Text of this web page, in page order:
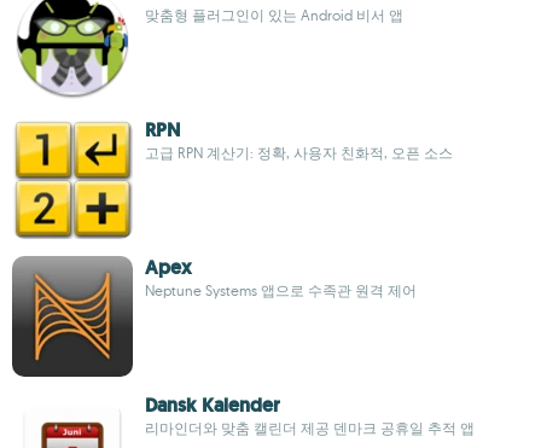
맞춤형 플러그인이 있는 Android 비서 앱
RPN
고급 RPN 계산기: 정확, 사용자 친화적, 오픈 소스
Apex
Neptune Systems 앱으로 수족관 원격 제어
Dansk Kalender
리마인더와 맞춤 캘린더 제공 덴마크 공휴일 추적 앱